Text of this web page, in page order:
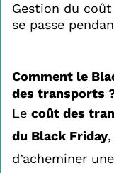
Gestion du
se passe
Comment le
des transports
Le coût des
du Black Friday
d’acheminer